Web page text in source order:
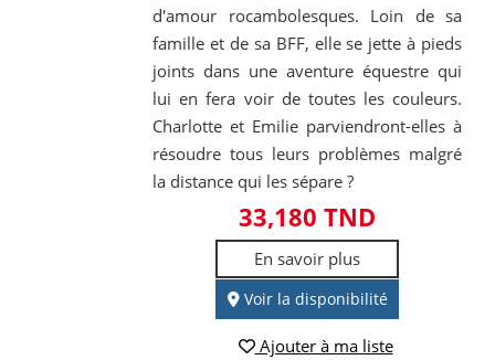
d'amour rocambolesques. Loin de sa
famille et de sa BFF, elle se jette à pieds
joints dans une aventure équestre qui
lui en fera voir de toutes les couleurs.
Charlotte et Emilie parviendront-elles à
résoudre tous leurs problèmes malgré
la distance qui les sépare ?
33,180 TND
En savoir plus
Voir la disponibilité
Ajouter à ma liste